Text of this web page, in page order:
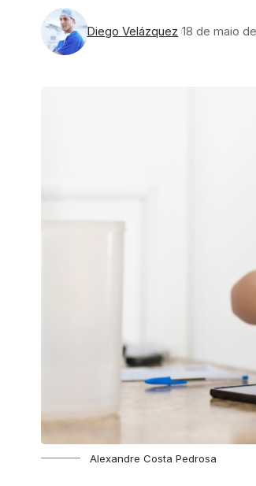
Diego Velázquez 18 de maio
Alexandre Costa Pedrosa